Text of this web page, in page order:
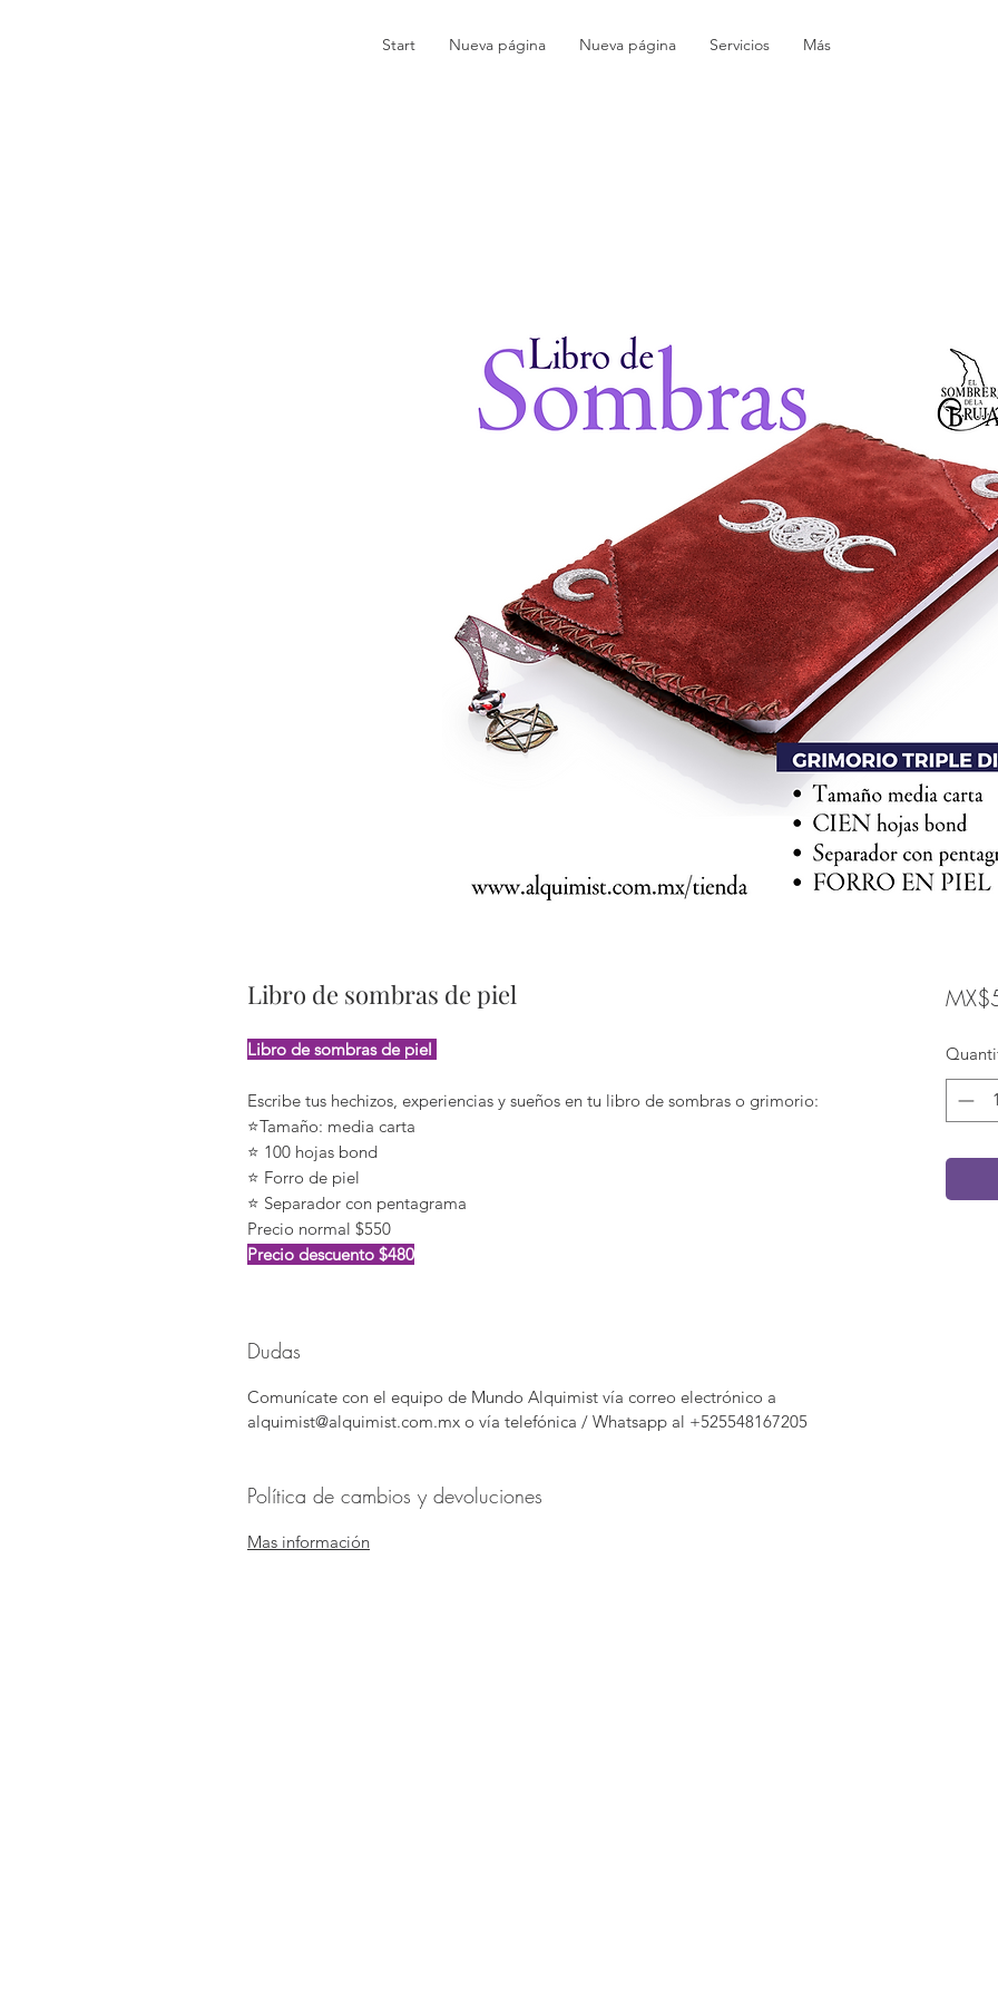
Start Nueva página Nueva página Servicios Más
Libro de sombras de piel
Libro de sombras de piel
Escribe tus hechizos, experiencias y sueños en tu libro de sombras o grimorio:
⭐️Tamaño: media carta
⭐️ 100 hojas bond
⭐️ Forro de piel
⭐️ Separador con pentagrama
Precio normal $550
Precio descuento $480
Dudas
Comunícate con el equipo de Mundo Alquimist vía correo electrónico a
alquimist@alquimist.com.mx o vía telefónica / Whatsapp al +525548167205
Política de cambios y devoluciones
Mas información